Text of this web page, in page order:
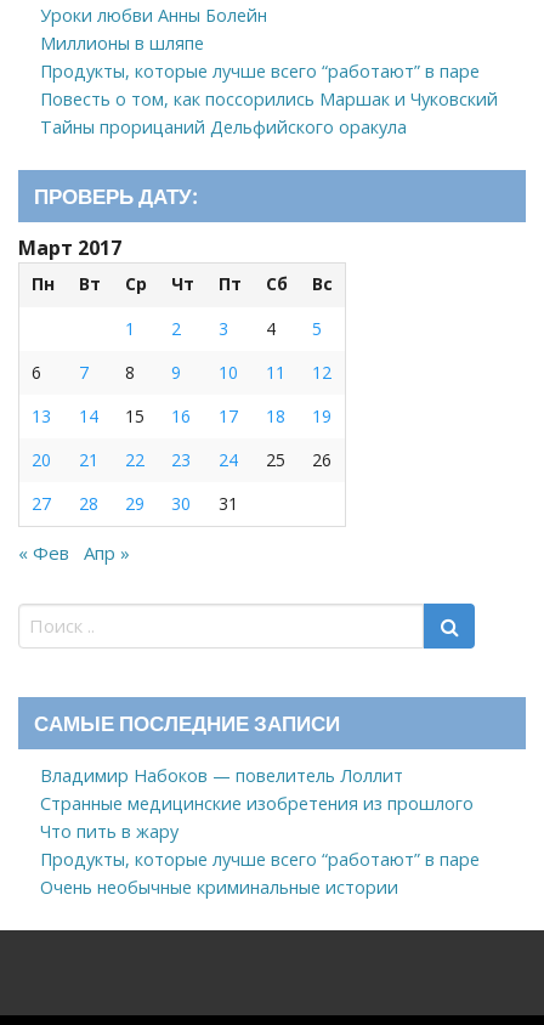
Уроки любви Анны Болейн
Миллионы в шляпе
Продукты, которые лучше всего “работают” в паре
Повесть о том, как поссорились Маршак и Чуковский
Тайны прорицаний Дельфийского оракула
ПРОВЕРЬ ДАТУ:
Март 2017
Пн Вт Ср Чт Пт Сб
Вс
1
2 3 4
5
6
7 8 9 10 11
12
13
14 15 16 17 18
19
20
21 22 23 24 25
26
27
28 29 30 31
« Фев Апр »
САМЫЕ ПОСЛЕДНИЕ ЗАПИСИ
Владимир Набоков — повелитель Лоллит
Странные медицинские изобретения из прошлого
Что пить в жару
Продукты, которые лучше всего “работают” в паре
Очень необычные криминальные истории